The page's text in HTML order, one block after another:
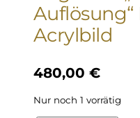
Acrylbild
480,00 €
Nur noch 1 vorrätig